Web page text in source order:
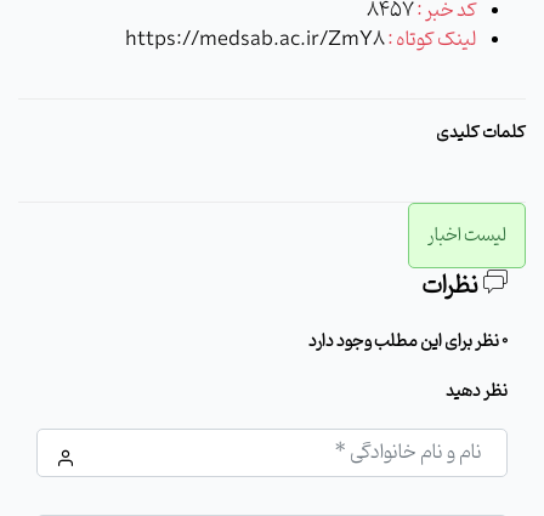
کد خبر :8457
لینک کوتاه :https://medsab.ac.ir/ZmY8
کلمات کلیدی
لیست اخبار
نظرات
0 نظر برای این مطلب وجود دارد
نظر دهید